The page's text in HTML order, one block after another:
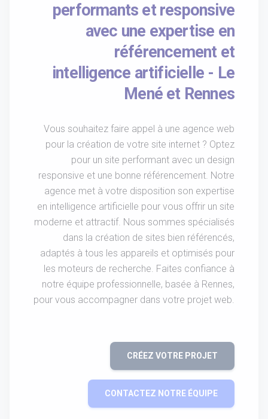
performants et responsive
avec une expertise en
référencement et
intelligence artificielle - Le
Mené et Rennes
Vous souhaitez faire appel à une agence web
pour la création de votre site internet ? Optez
pour un site performant avec un design
responsive et une bonne référencement. Notre
agence met à votre disposition son expertise
en intelligence artificielle pour vous offrir un site
moderne et attractif. Nous sommes spécialisés
dans la création de sites bien référencés,
adaptés à tous les appareils et optimisés pour
les moteurs de recherche. Faites confiance à
notre équipe professionnelle, basée à Rennes,
pour vous accompagner dans votre projet web.
CRÉEZ VOTRE PROJET
CONTACTEZ NOTRE ÉQUIPE